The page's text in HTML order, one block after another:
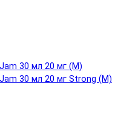
30 мл 20 мг (М)
30 мл 20 мг Strong (М)